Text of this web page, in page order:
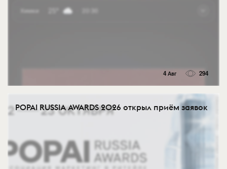
4 Авг 294
POPAI RUSSIA AWARDS 2026 открыл приём заявок